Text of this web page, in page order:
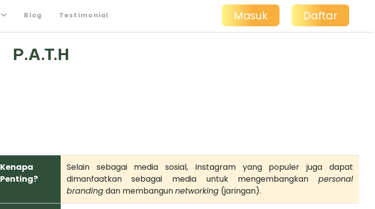
Blog Testimonial Masuk Daftar
P.A.T.H
Kenapa
Penting?
Selain sebagai media sosial, Instagram yang populer juga dapat
dimanfaatkan sebagai media untuk mengembangkan personal
brandingdan membangunnetworking(jaringan).